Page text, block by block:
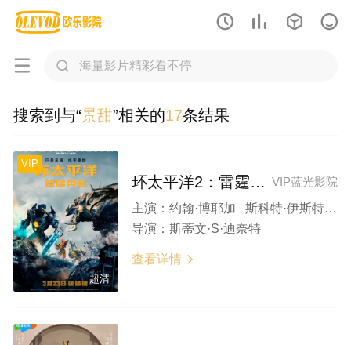
   
 
搜索到与“景甜”相关的17条结果
VIP
超清
VIP蓝光影院
环太平洋2：雷霆再起
主演： 约翰·博耶加 斯科特·伊斯特伍德 卡莉·史派妮 景甜 查理·戴
导演： 斯蒂文·S·迪奈特
查看详情 